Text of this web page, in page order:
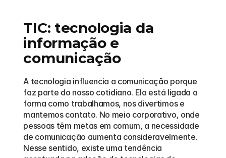
TIC: tecnologia da
informação e
comunicação
A tecnologia influencia a comunicação porque
faz parte do nosso cotidiano. Ela está ligada a
forma como trabalhamos, nos divertimos e
mantemos contato. No meio corporativo, onde
pessoas têm metas em comum, a necessidade
de comunicação aumenta consideravelmente.
Nesse sentido, existe uma tendência